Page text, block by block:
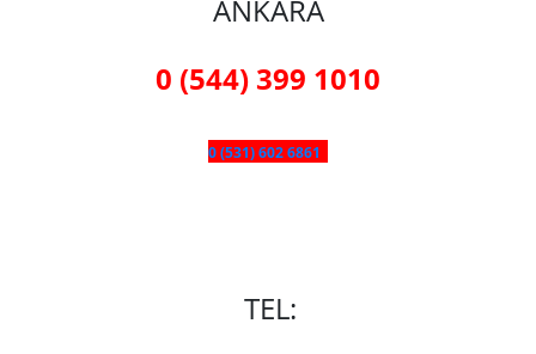
ANKARA
0 (544) 399 1010
0 (531) 602 6861
TEL: